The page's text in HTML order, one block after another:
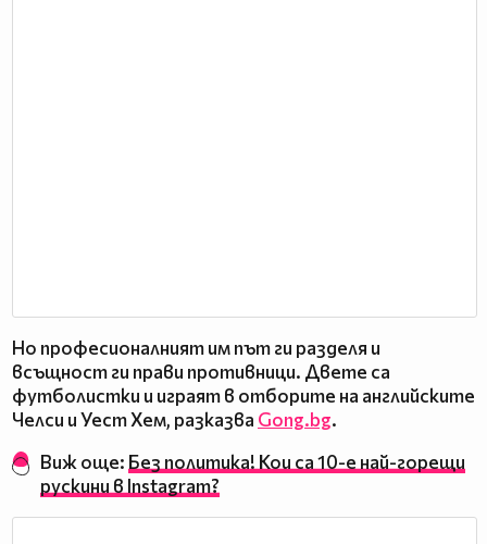
Но професионалният им път ги разделя и
всъщност ги прави противници. Двете са
футболистки и играят в отборите на английските
Челси и Уест Хем, разказва Gong.bg.
Виж още: Без политика! Кои са 10-е най-горещи
рускини в Instagram?